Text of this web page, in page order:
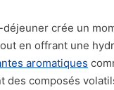
crée un
en offrant une
aromatiques
des composés